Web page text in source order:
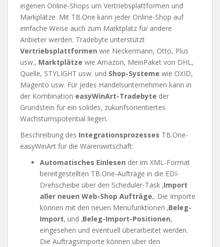
eigenen Online-Shops um Vertriebsplattformen und
Markplätze. Mit TB.One kann jeder Online-Shop auf
einfache Weise auch zum Marktplatz für andere
Anbieter werden. Tradebyte unterstützt
Vertriebsplattformen wie Neckermann, Otto, Plus
usw., Marktplätze wie Amazon, MeinPaket von DHL,
Quelle, STYLIGHT usw. und Shop-Systeme wie OXID,
Magento usw. Für jedes Handelsunternehmen kann in
der Kombination easyWinArt-Tradebyte der
Grundstein für ein solides, zukunfsorientiertes
Wachstumspotential liegen.
Beschreibung des Integrationsprozesses TB.One-
easyWinArt für die Warenwirtschaft:
Automatisches Einlesen der im XML-Format
bereitgestellten TB.One-Aufträge in die EDI-
Drehscheibe über den Scheduler-Task ‚Import
aller neuen Web-Shop Aufträge‚. Die Importe
können mit den neuen Menüfunktionen ‚Beleg-
Import‚ und ‚Beleg-Import-Positionen‚
eingesehen und eventuell überarbeitet werden.
Die Auftragsimporte können über den